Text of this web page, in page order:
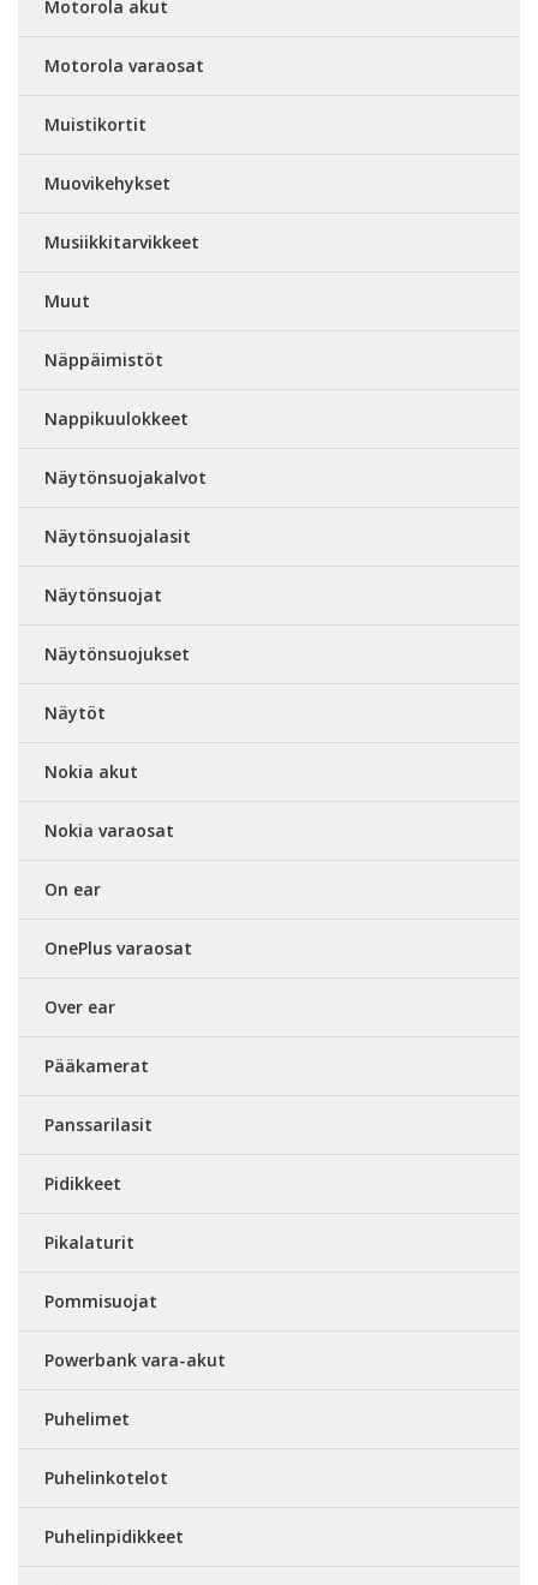
Motorola akut
Motorola varaosat
Muistikortit
Muovikehykset
Musiikkitarvikkeet
Muut
Näppäimistöt
Nappikuulokkeet
Näytönsuojakalvot
Näytönsuojalasit
Näytönsuojat
Näytönsuojukset
Näytöt
Nokia akut
Nokia varaosat
On ear
OnePlus varaosat
Over ear
Pääkamerat
Panssarilasit
Pidikkeet
Pikalaturit
Pommisuojat
Powerbank vara-akut
Puhelimet
Puhelinkotelot
Puhelinpidikkeet